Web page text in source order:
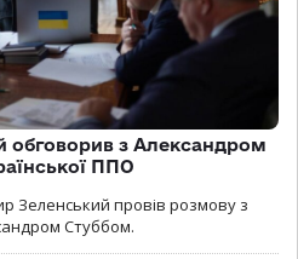
з Александром
ППО
Зеленський провів розмову з
Стуббом.